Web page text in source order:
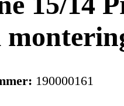
190000161